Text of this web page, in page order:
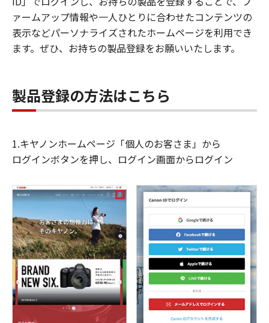
ァームアップ情報や一人ひとりに合わせたコンテンツの
表示などパーソナライズされたホームページを利用でき
ます。ぜひ、お持ちの製品登録をお願いいたします。
製品登録の方法はこちら
1.キヤノンホームページ「個人のお客さま」から
ログインボタンを押し、ログイン画面からログイン